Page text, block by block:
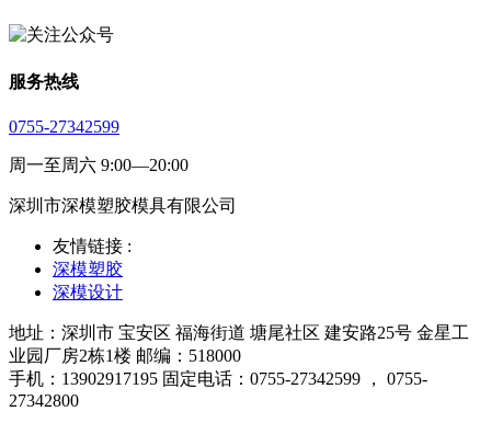
服务热线
0755-27342599
周一至周六 9:00—20:00
深圳市深模塑胶模具有限公司
友情链接 :
深模塑胶
深模设计
地址：深圳市 宝安区 福海街道 塘尾社区 建安路25号 金星工
业园厂房2栋1楼 邮编：518000
手机：13902917195 固定电话：0755-27342599 ， 0755-
27342800